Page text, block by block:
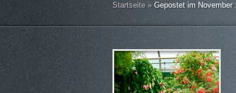
Startseite » Gepostet im November